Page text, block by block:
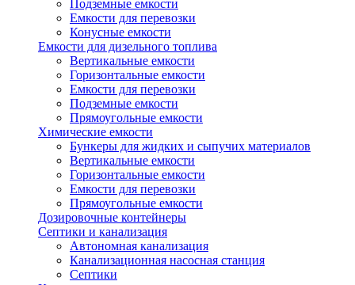
Подземные емкости
Емкости для перевозки
Конусные емкости
Емкости для дизельного топлива
Вертикальные емкости
Горизонтальные емкости
Емкости для перевозки
Подземные емкости
Прямоугольные емкости
Химические емкости
Бункеры для жидких и сыпучих материалов
Вертикальные емкости
Горизонтальные емкости
Емкости для перевозки
Прямоугольные емкости
Дозировочные контейнеры
Септики и канализация
Автономная канализация
Канализационная насосная станция
Септики